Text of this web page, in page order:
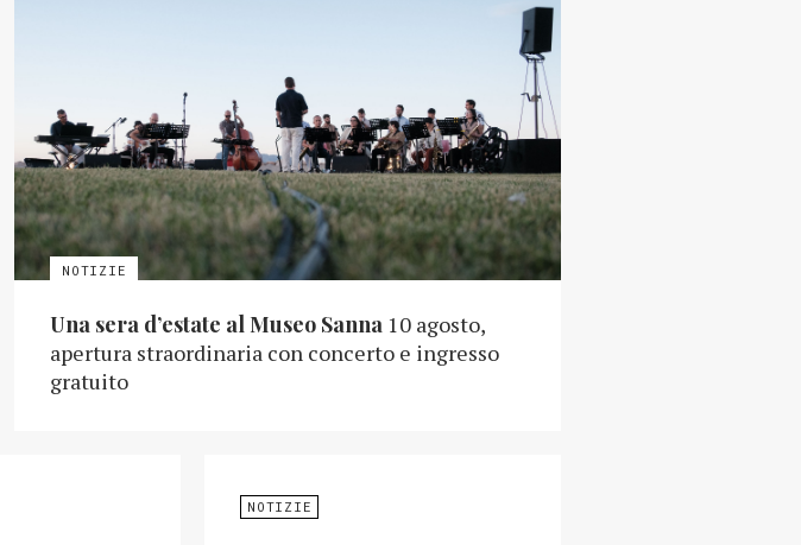
Una sera d’estate al Museo Sanna 10 agosto,
apertura straordinaria con concerto e ingresso
gratuito
NOTIZIE